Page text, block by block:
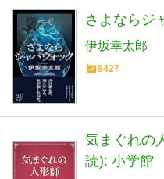
さよならジ
伊坂幸太郎
8427
気まぐれの
読): 小学館